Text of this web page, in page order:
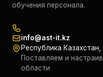
обучения персонала.
info@ast-it.kz
Республика Казахстан,
Поставляем и
области